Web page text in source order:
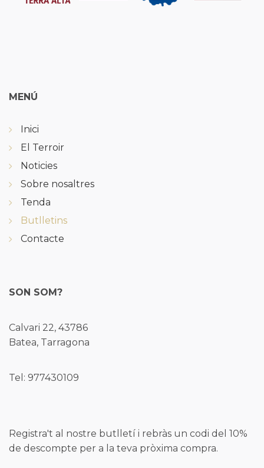
MENÚ
Inici
El Terroir
Noticies
Sobre nosaltres
Tenda
Butlletins
Contacte
SON SOM?
Calvari 22, 43786
Batea, Tarragona
Tel: 977430109
Registra't al nostre butlletí i rebràs un codi del 10%
de descompte per a la teva pròxima compra.